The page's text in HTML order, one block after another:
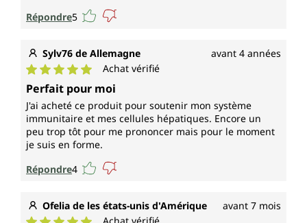
Répondre5
Sylv76 de Allemagne avant 4 années
Note moyenne de 5 sur 5 étoiles
Achat vérifié
Perfait pour moi
J'ai acheté ce produit pour soutenir mon système
immunitaire et mes cellules hépatiques. Encore un
peu trop tôt pour me prononcer mais pour le moment
je suis en forme.
Répondre4
Ofelia de les états-unis d'Amérique
avant 7 mois